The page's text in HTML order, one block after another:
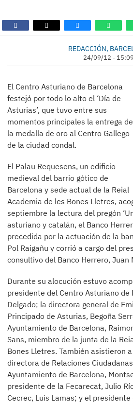
REDACCIÓN,
24/09/12 - 15:09
El Centro Asturiano de Barcelona
festejó por todo lo alto el ‘Día de
Asturias’, que tuvo entre sus
momentos principales la entrega de
la medalla de oro al Centro Gallego
de la ciudad condal.
El Palau Requesens, un edificio
medieval del barrio gótico de
Barcelona y sede actual de la Reial
Academia de les Bones Lletres,
septiembre la lectura del pregón
asturiano y catalán, el Banco
precedida por la actuación de la
Pol Raigañu y corrió a cargo del
consultivo del Banco Herrero, Juan
Durante su alocución estuvo
presidente del Centro Asturiano de
Delgado; la directora general de
Principado de Asturias, Begoña
Ayuntamiento de Barcelona,
Sans, miembro de la junta de la
Bones Lletres. También asistieron
directora de Relaciones
Ayuntamiento de Barcelona,
presidente de la Fecarecat, Julio
Cecrec, Luis Lamas; y el